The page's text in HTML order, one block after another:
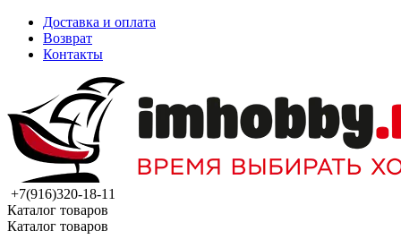
Доставка и оплата
Возврат
Контакты
+7(916)320-18-11
Каталог товаров
Каталог товаров